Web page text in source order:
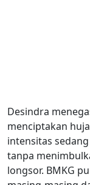
Desindra
menciptakan
intensitas
tanpa
longsor. BMKG